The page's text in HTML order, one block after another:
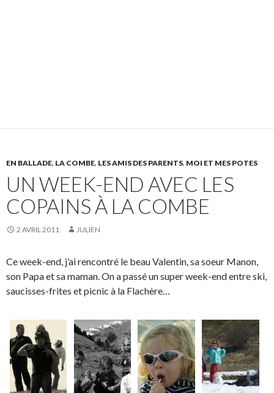
EN BALLADE, LA COMBE, LES AMIS DES PARENTS, MOI ET MES POTES
UN WEEK-END AVEC LES
COPAINS À LA COMBE
2 AVRIL 2011 JULIEN
Ce week-end, j’ai rencontré le beau Valentin, sa soeur Manon,
son Papa et sa maman. On a passé un super week-end entre ski,
saucisses-frites et picnic à la Flachère…